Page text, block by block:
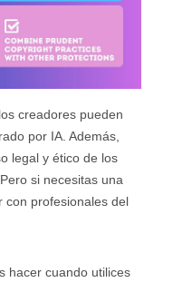
creadores pueden
por IA. Además,
legal y ético de los
si necesitas una
con profesionales del
hacer cuando utilices